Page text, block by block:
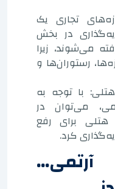
تجاری یک
در بخش
می‌شوند، زیرا
رستوران‌ها و
با توجه به
می‌توان در
هتلی برای رفع
کرد.